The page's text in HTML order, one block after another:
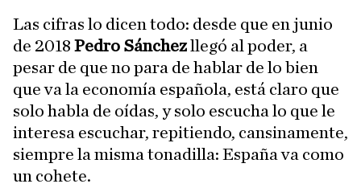
Las cifras lo dicen todo: desde que en junio
de 2018 Pedro Sánchezllegó al poder, a
pesar de que no para de hablar de lo bien
que va la economía española, está claro que
solo habla de oídas, y solo escucha lo que le
interesa escuchar, repitiendo, cansinamente,
siempre la misma tonadilla: España va como
un cohete.